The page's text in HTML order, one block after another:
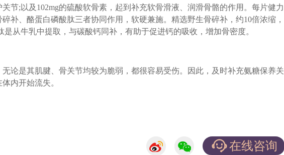
节;以及102mg的硫酸软骨素，起到补充软骨滑液、润滑骨骼的作用。每片健力
补、酪蛋白磷酸肽三者协同作用，软硬兼施。精选野生骨碎补，约10倍浓缩，
从牛乳中提取，与碳酸钙同补，有助于促进钙的吸收，增加骨密度。
是其肌腱、骨关节均较为脆弱，都很容易受伤。因此，及时补充氨糖保养关
内开始流失。
在线咨询